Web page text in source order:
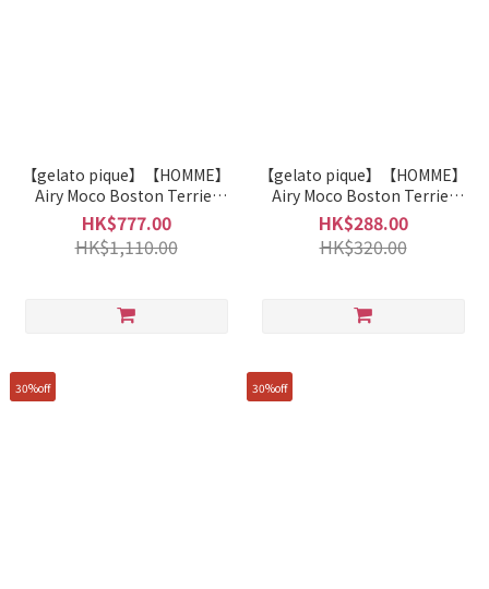
【gelato pique】【HOMME】
Airy Moco Boston Terrier
Jacquard Pullover Sweater
and Shorts Set PHNT262961
HK$777.00
HK$1,110.00
【gelato pique】【HOMME】
Airy Moco Boston Terrier
Headband PHGA262946
HK$288.00
HK$320.00
30%off 30%off